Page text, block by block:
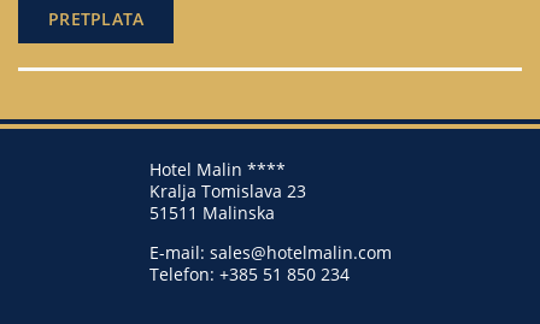
Hotel Malin ****
Kralja Tomislava 23
51511 Malinska
E-mail: sales@hotelmalin.com
Telefon: +385 51 850 234